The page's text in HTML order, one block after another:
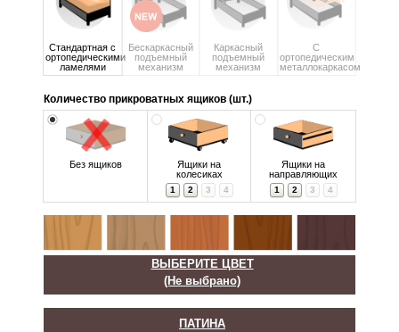
Стандартная с
ортопедическими
ламелями
Бескаркасный
подъемный
механизм
Каркасный
подъемный
механизм
С
ортопедическим
металлокаркасом
Количество прикроватных ящиков (шт.)
Без ящиков
Ящики на
колесиках
1 2 3 4
Ящики на
направляющих
1 2 3 4
ВЫБЕРИТЕ ЦВЕТ
(Не выбрано)
ПАТИНА